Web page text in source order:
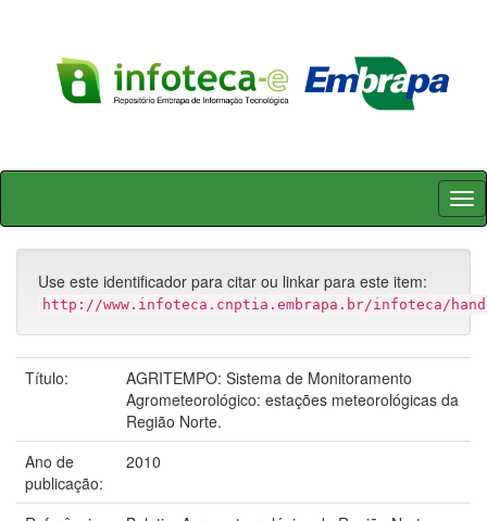
Skip
Use este identificador para citar ou linkar para este item:
http://www.infoteca.cnptia.embrapa.br/infoteca/
Título:
AGRITEMPO: Sistema de Monitoramento
Agrometeorológico: estações meteorológicas da
Região Norte.
Ano de
publicação:
2010